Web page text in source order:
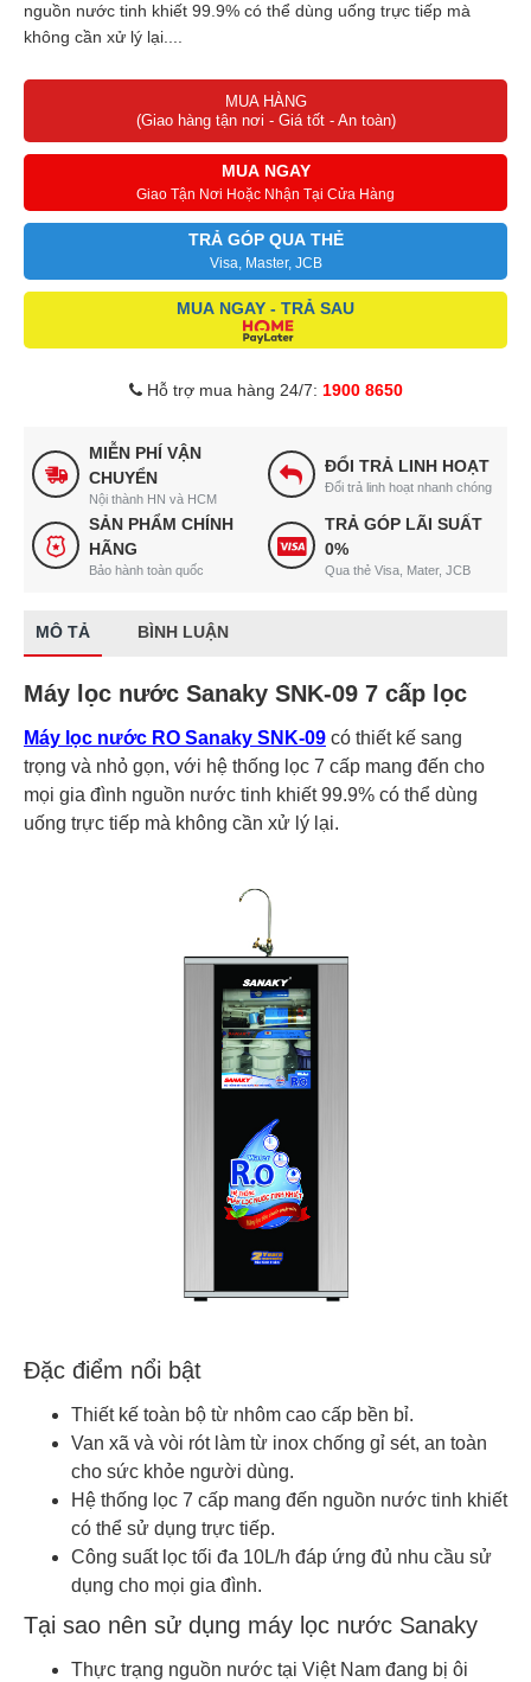
nguồn nước tinh khiết 99.9% có thể dùng uống trực tiếp mà
không cần xử lý lại....
MUA HÀNG
(Giao hàng tận nơi - Giá tốt - An toàn)
MUA NGAY
Giao Tận Nơi Hoặc Nhận Tại Cửa Hàng
TRẢ GÓP QUA THẺ
Visa, Master, JCB
MUA NGAY - TRẢ SAU
Hỗ trợ mua hàng 24/7: 1900 8650
MIỄN PHÍ VẬN
CHUYỂN
Nội thành HN và HCM
ĐỔI TRẢ LINH HOẠT
Đổi trả linh hoạt nhanh chóng
SẢN PHẨM CHÍNH
HÃNG
Bảo hành toàn quốc
TRẢ GÓP LÃI SUẤT
0%
Qua thẻ Visa, Mater, JCB
MÔ TẢ BÌNH LUẬN
Máy lọc nước Sanaky SNK-09 7 cấp lọc
Máy lọc nước RO Sanaky SNK-09 có thiết kế sang
trọng và nhỏ gọn, với hệ thống lọc 7 cấp mang đến cho
mọi gia đình nguồn nước tinh khiết 99.9% có thể dùng
uống trực tiếp mà không cần xử lý lại.
Đặc điểm nổi bật
Thiết kế toàn bộ từ nhôm cao cấp bền bỉ.
Van xã và vòi rót làm từ inox chống gỉ sét, an toàn
cho sức khỏe người dùng.
Hệ thống lọc 7 cấp mang đến nguồn nước tinh khiết
có thể sử dụng trực tiếp.
Công suất lọc tối đa 10L/h đáp ứng đủ nhu cầu sử
dụng cho mọi gia đình.
Tại sao nên sử dụng máy lọc nước Sanaky
Thực trạng nguồn nước tại Việt Nam đang bị ôi